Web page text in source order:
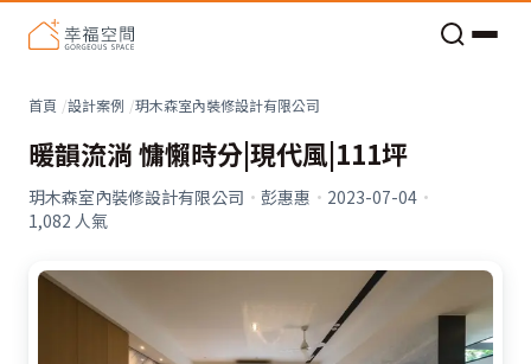
首頁 設計案例 玥木森室內裝修設計有限公司
暖韻流淌 慵懶時分|現代風|111坪
玥木森室內裝修設計有限公司 · 彭惠惠 · 2023-07-04 ·
1,082 人氣